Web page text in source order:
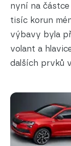
nyní na
tisíc korun
výbavy byla
volant a
dalších prvků